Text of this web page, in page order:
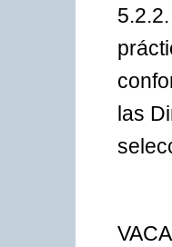
las